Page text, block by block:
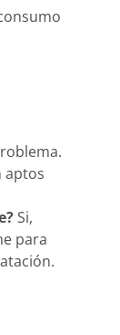
aptos
Si,
para